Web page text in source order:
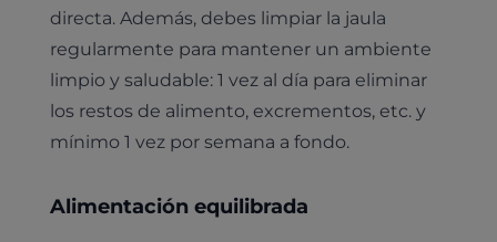
directa. Además, debes limpiar la jaula
regularmente para mantener un ambiente
limpio y saludable: 1 vez al día para eliminar
los restos de alimento, excrementos, etc. y
mínimo 1 vez por semana a fondo.
Alimentación equilibrada